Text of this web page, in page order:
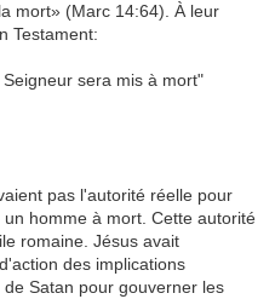
mort» (Marc 14:64) À leur
Testament:
Seigneur sera mis à mort"
pas l'autorité réelle pour
un homme à mort Cette autorité
romaine Jésus avait
des implications
de Satan pour gouverner les